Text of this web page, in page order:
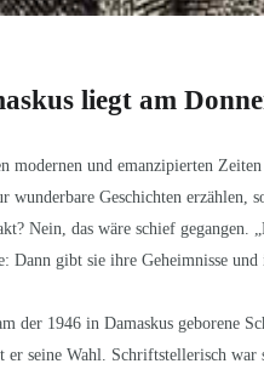
liegt am
modernen und emanzipierten
wunderbare Geschichten erzählen,
Nein, das wäre schief gegangen.
Dann gibt sie ihre Geheimnisse
der 1946 in Damaskus geborene
er seine Wahl. Schriftstellerisch